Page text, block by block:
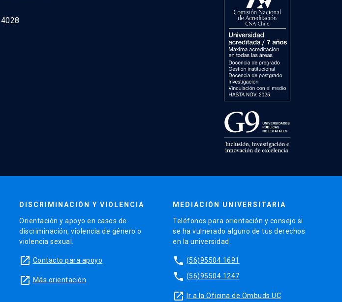
DISCRIMINACIÓN Y VIOLENCIA
Orientación y apoyo en casos de
discriminación, violencia de género o
violencia sexual.
launch Contacto para apoyo
launch Más orientación
MEDIACIÓN UNIVERSITARIA
Teléfonos para orientación y consejo si
se ha vulnerado alguno de tus derechos
en la universidad.
phone (56)95504 1691
phone (56)95504 1247
launch Ir a la Oficina de Ombuds UC